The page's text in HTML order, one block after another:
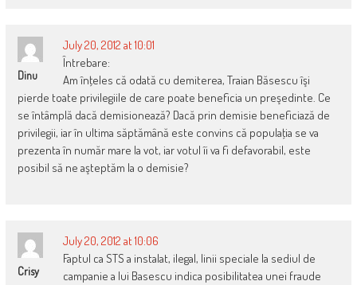
Dinu
July 20, 2012 at 10:01
Întrebare:
Am înţeles că odată cu demiterea, Traian Băsescu îşi
pierde toate privilegiile de care poate beneficia un preşedinte. Ce
se întâmplă dacă demisionează? Dacă prin demisie beneficiază de
privilegii, iar în ultima săptămână este convins că populaţia se va
prezenta în număr mare la vot, iar votul îi va fi defavorabil, este
posibil să ne aşteptăm la o demisie?
Crisy
July 20, 2012 at 10:06
Faptul ca STS a instalat, ilegal, linii speciale la sediul de
campanie a lui Basescu indica posibilitatea unei fraude